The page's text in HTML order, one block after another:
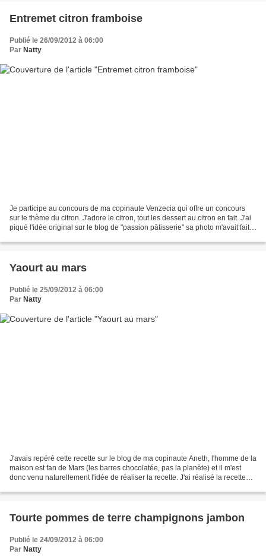
Entremet citron framboise
Publié le 26/09/2012 à 06:00
Par Natty
Je participe au concours de ma copinaute Venzecia qui offre un concours
sur le thème du citron. J'adore le citron, tout les dessert au citron en fait. J'ai
piqué l'idée original sur le blog de "passion pâtisserie" sa photo m'avait fait
Yaourt au mars
Publié le 25/09/2012 à 06:00
Par Natty
J'avais repéré cette recette sur le blog de ma copinaute Aneth, l'homme de la
maison est fan de Mars (les barres chocolatée, pas la planète) et il m'est
donc venu naturellement l'idée de réaliser la recette. J'ai réalisé la recette
Tourte pommes de terre champignons jambon
Publié le 24/09/2012 à 06:00
Par Natty